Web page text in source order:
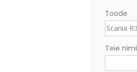
Toode
Teie nimi